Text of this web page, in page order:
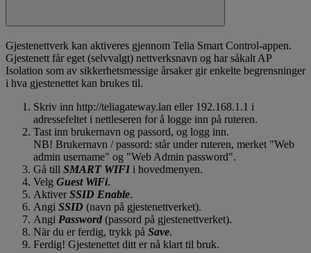
Gjestenettverk kan aktiveres gjennom Telia Smart Control-appen.
Gjestenett får eget (selvvalgt) nettverksnavn og har såkalt AP
Isolation som av sikkerhetsmessige årsaker gir enkelte begrensninger
i hva gjestenettet kan brukes til.
Skriv inn http://teliagateway.lan eller 192.168.1.1 i
adressefeltet i nettleseren for å logge inn på ruteren.
Tast inn brukernavn og passord, og logg inn.
NB! Brukernavn / passord: står under ruteren, merket "Web
admin username" og "Web Admin password".
Gå till SMART WIFIi hovedmenyen.
Velg Guest WiFi.
AktiverSSID Enable.
Angi SSID (navn på gjestenettverket).
Angi Password (passord på gjestenettverket).
När du er ferdig, trykk på Save.
Ferdig! Gjestenettet ditt er nå klart til bruk.